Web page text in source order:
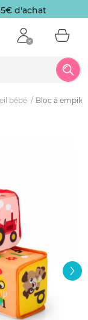
d'achat
bébé Bloc à